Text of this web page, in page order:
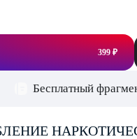
399 ₽
Бесплатный